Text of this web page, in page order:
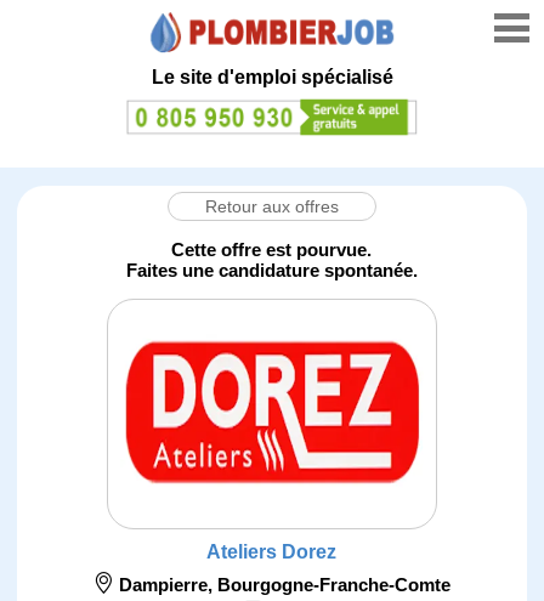
Le site d'emploi spécialisé
Retour aux offres
Cette offre est pourvue.
Faites une candidature spontanée.
Ateliers Dorez
Dampierre, Bourgogne-Franche-Comte